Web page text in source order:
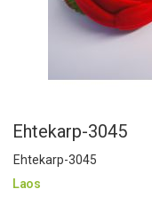
Ehtekarp-3045
Ehtekarp-3045
Laos